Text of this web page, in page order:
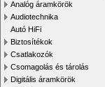
Analóg áramkörök
Audiotechnika
Autó HiFi
Biztosítékok
Csatlakozók
Csomagolás és tárolás
Digitális áramkörök